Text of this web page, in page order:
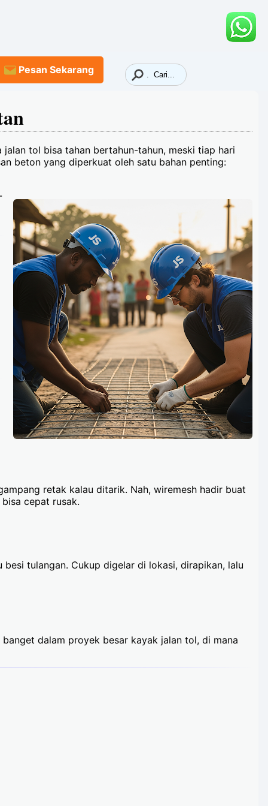
Pesan Sekarang
tol bisa tahan bertahun-tahun, meski tiap hari
beton yang diperkuat oleh satu bahan penting:
retak kalau ditarik. Nah, wiremesh hadir buat
cepat rusak.
tulangan. Cukup digelar di lokasi, dirapikan, lalu
dalam proyek besar kayak jalan tol, di mana